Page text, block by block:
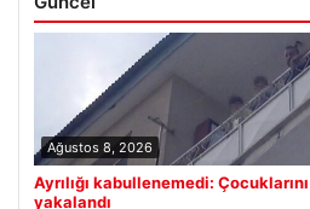
Ağustos 8, 2026
Ayrılığı kabullenemedi:
yakalandı